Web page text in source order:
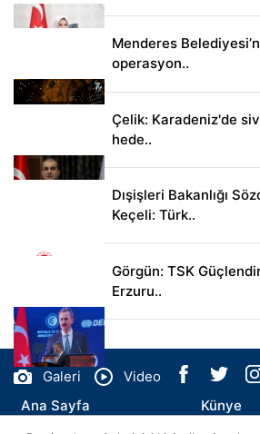
Menderes
operasyon..
Çelik: Karadeniz'de
hede..
Dışişleri Bakanlığı
Keçeli: Türk..
Görgün: TSK
Erzuru..
Galeri
Video
Ana Sayfa
Künye